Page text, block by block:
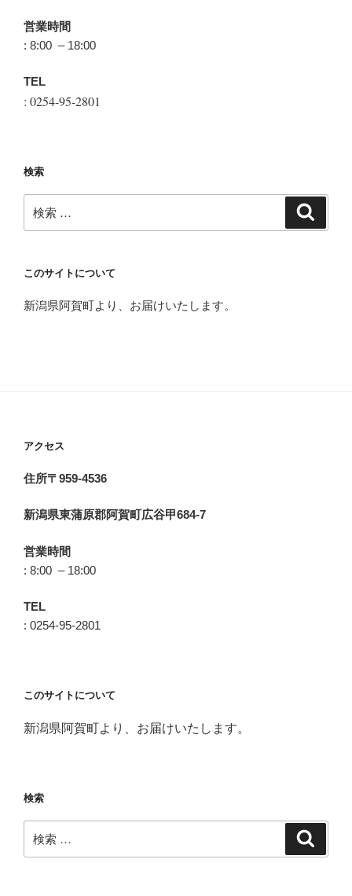
営業時間
: 8:00 – 18:00
TEL
: 0254-95-2801
検索
索:
このサイトについて
新潟県阿賀町より、お届けいたします。
アクセス
住所〒959-4536
新潟県東蒲原郡阿賀町広谷甲684-7
営業時間
: 8:00 – 18:00
TEL
: 0254-95-2801
このサイトについて
新潟県阿賀町より、お届けいたします。
検索
索: